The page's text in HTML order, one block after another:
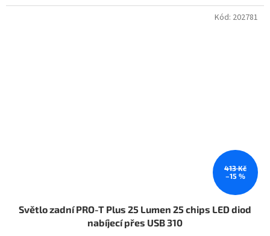
413 Kč
–15 %
Světlo zadní PRO-T Plus 25 Lumen 25 chips LED diod
nabíjecí přes USB 310
Kód: 202781